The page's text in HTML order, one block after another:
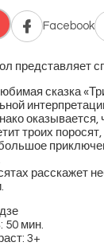
Facebook
представляет
сказка
оказывается,
троих
расскажет
50 мин.
3+